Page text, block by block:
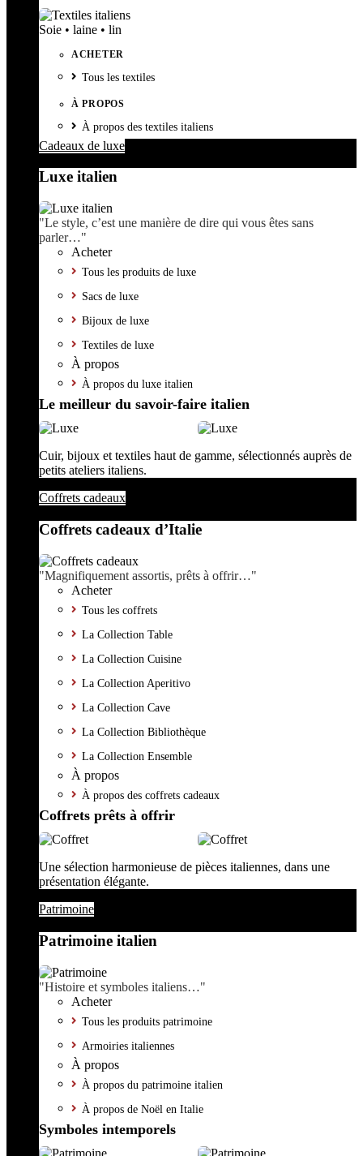
Soie • laine • lin
ACHETER
Tous les textiles
À PROPOS
À propos des textiles italiens
Cadeaux de luxe
Luxe italien
"Le style, c’est une manière de dire qui vous êtes sans
parler…"
Acheter
Tous les produits de luxe
Sacs de luxe
Bijoux de luxe
Textiles de luxe
À propos
À propos du luxe italien
Le meilleur du savoir-faire italien
Cuir, bijoux et textiles haut de gamme, sélectionnés auprès de
petits ateliers italiens.
Coffrets cadeaux
Coffrets cadeaux d’Italie
"Magnifiquement assortis, prêts à offrir…"
Acheter
Tous les coffrets
La Collection Table
La Collection Cuisine
La Collection Aperitivo
La Collection Cave
La Collection Bibliothèque
La Collection Ensemble
À propos
À propos des coffrets cadeaux
Coffrets prêts à offrir
Une sélection harmonieuse de pièces italiennes, dans une
présentation élégante.
Patrimoine
Patrimoine italien
"Histoire et symboles italiens…"
Acheter
Tous les produits patrimoine
Armoiries italiennes
À propos
À propos du patrimoine italien
À propos de Noël en Italie
Symboles intemporels